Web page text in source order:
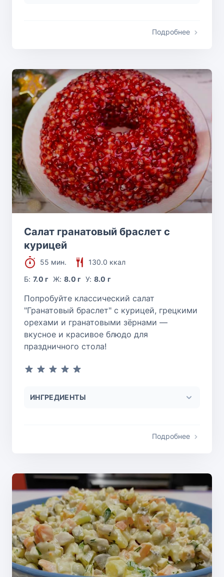
Подробнее
Салат гранатовый браслет с
курицей
55 мин.
130.0 ккал
Б:7.0 г Ж: 8.0 г У: 8.0 г
Попробуйте классический салат
"Гранатовый браслет" с курицей, грецкими
орехами и гранатовыми зёрнами —
вкусное и красивое блюдо для
праздничного стола!
ИНГРЕДИЕНТЫ
Подробнее